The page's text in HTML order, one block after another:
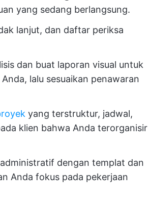
yang sedang berlangsung.
lanjut, dan daftar periksa
dan buat laporan visual untuk
lalu sesuaikan penawaran
yang terstruktur, jadwal,
klien bahwa Anda terorganisir
dengan templat dan
Anda fokus pada pekerjaan